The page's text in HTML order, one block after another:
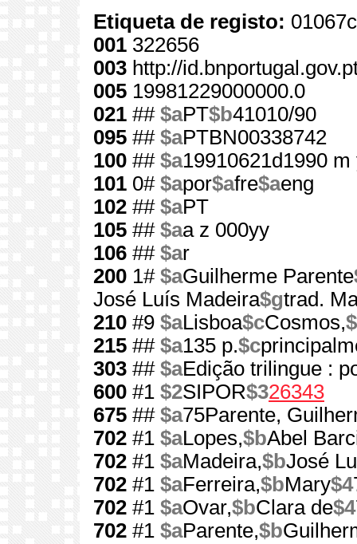
Etiqueta de registo:
001 322656
003 http://
005 19981229000000.0
021 ## $aPT$b41010/90
095 ## $aPTBN00338742
100 ## $a19910621d1990
101 0# $apor$afre$aeng
102 ## $aPT
105 ## $aa z 000yy
106 ## $ar
200 1# $aGuilherme Parente
José Luís Madeira$gtrad.
210 #9 $aLisboa$cCosmos,
215 ## $a135 p.$c
303 ## $aEdição trilingue :
600 #1 $2SIPOR$326343
675 ## $a75Parente,
702 #1 $aLopes,$bAbel
702 #1 $aMadeira,$bJosé
702 #1 $aFerreira,$bMary$4
702 #1 $aOvar,$bClara de$4
702 #1 $aParente,$b